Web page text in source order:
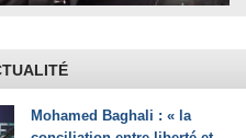
Mohamed Baghali : « la